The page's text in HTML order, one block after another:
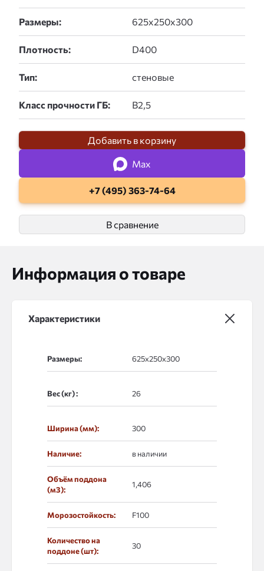
Размеры:
Плотность:
Тип:
Класс прочности ГБ:
Добавить в корзину
Max
+7 (495) 363-74-64
В сравнение
Информация о товаре
Характеристики
Размеры:
Вес (кг) :
Ширина (мм): 300
Наличие: в наличии
Объём поддона
(м3):
1,406
Морозостойкость: F100
Количество на
поддоне (шт):
30